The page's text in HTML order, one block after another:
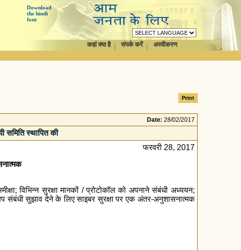
Download
the hindi
font
कहां क्या है संपर्क करें
अस्वीकरण
Date: 28/02/2017
समिति स्थापित की
फरवरी 28, 2017
विभिन्न सुरक्षा मानकों / प्रोटोकॉल को अपनाने संबंधी अध्ययन;
संबंधी सुझाव देने के लिए साइबर सुरक्षा पर एक अंतर-अनुशासनात्मक